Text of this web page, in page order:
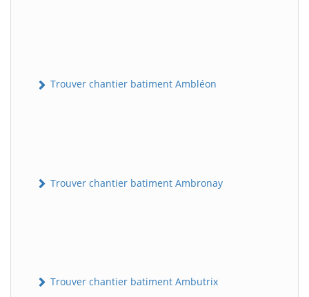
Trouver chantier batiment Ambléon
Trouver chantier batiment Ambronay
Trouver chantier batiment Ambutrix